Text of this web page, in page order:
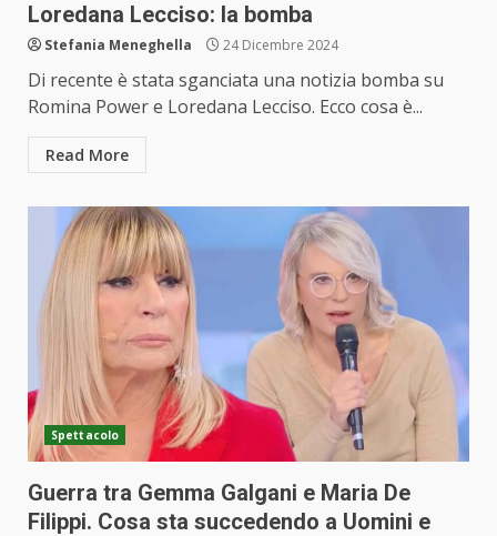
Loredana Lecciso: la bomba
Stefania Meneghella 24 Dicembre 2024
Di recente è stata sganciata una notizia bomba su
Romina Power e Loredana Lecciso. Ecco cosa è...
Read More
Spettacolo
Guerra tra Gemma Galgani e Maria De
Filippi. Cosa sta succedendo a Uomini e